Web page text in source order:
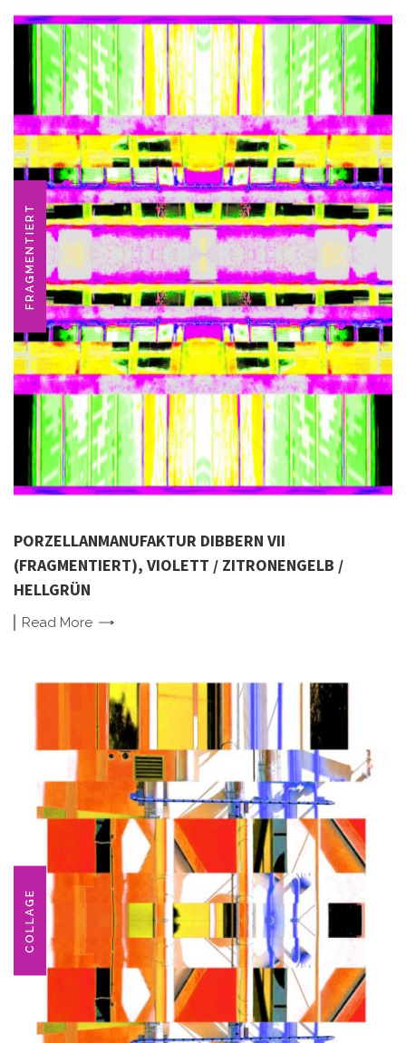
FRAGMENTIERT
PORZELLANMANUFAKTUR DIBBERN VII
(FRAGMENTIERT), VIOLETT / ZITRONENGELB /
HELLGRÜN
Read More
COLLAGE